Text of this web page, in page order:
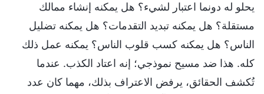
يحلو له دونما اعتبار لشيء؟ هل يمكنه إنشاء ممالك
مستقلة؟ هل يمكنه تبديد التقدمات؟ هل يمكنه تضليل
الناس؟ هل يمكنه كسب قلوب الناس؟ يمكنه عمل ذلك
كله. هذا ضد مسيح نموذجي؛ إنه اعتاد الكذب. عندما
تُكشف الحقائق، يرفض الاعتراف بذلك، مهما كان عدد